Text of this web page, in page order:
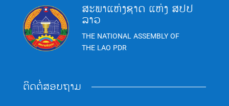
ສະພາແຫ່ງຊາດ ແຫ່ງ ສປປ
ລາວ
THE NATIONAL ASSEMBLY OF
THE LAO PDR
ຕິດຕໍ່ສອບຖາມ